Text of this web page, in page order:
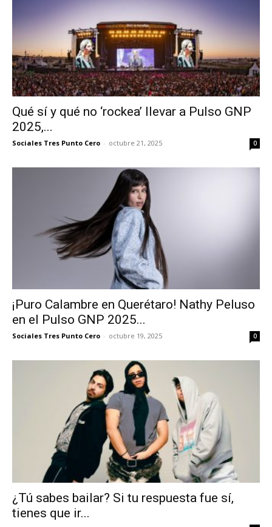
Qué sí y qué no ‘rockea’ llevar a Pulso GNP
2025,...
Sociales Tres Punto Cero - octubre 21, 2025 0
¡Puro Calambre en Querétaro! Nathy Peluso
en el Pulso GNP 2025...
Sociales Tres Punto Cero - octubre 19, 2025 0
¿Tú sabes bailar? Si tu respuesta fue sí,
tienes que ir...